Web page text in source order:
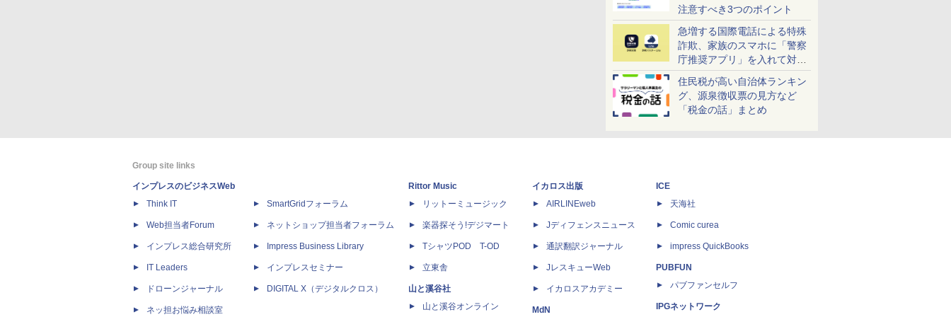
注意すべき3つのポイント
急増する国際電話による特殊
詐欺、家族のスマホに「警察
庁推奨アプリ」を入れて対策
しよう！
住民税が高い自治体ランキン
グ、源泉徴収票の見方など
「税金の話」まとめ
Group site links
インプレスのビジネスWeb
Think IT
Web担当者Forum
インプレス総合研究所
IT Leaders
ドローンジャーナル
ネッ担お悩み相談室
SmartGridフォーラム
ネットショップ担当者フォーラム
Impress Business Library
インプレスセミナー
DIGITAL X（デジタルクロス）
Rittor Music
リットーミュージック
楽器探そう!デジマート
TシャツPOD T-OD
立東舎
山と溪谷社
山と溪谷オンライン
イカロス出版
AIRLINEweb
Jディフェンスニュース
通訳翻訳ジャーナル
JレスキューWeb
イカロスアカデミー
MdN
ICE
天海社
Comic curea
impress QuickBooks
PUBFUN
パブファンセルフ
IPGネットワーク